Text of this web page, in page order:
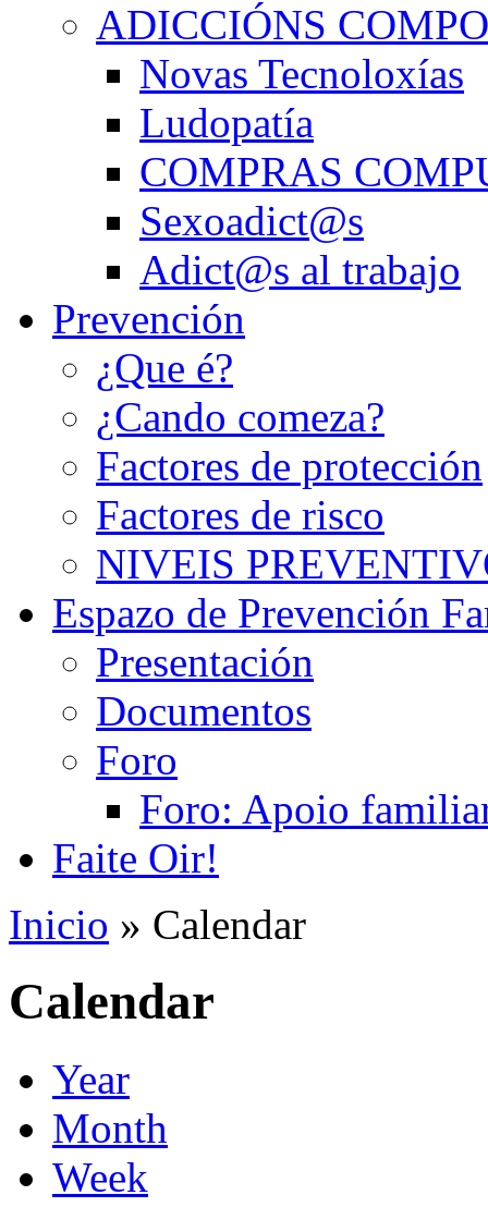
ADICCIÓNS
Novas Tecnoloxías
Ludopatía
COMPRAS
Sexoadict@s
Adict@s al trabajo
Prevención
¿Que é?
¿Cando comeza?
Factores de protección
Factores de risco
NIVEIS
Espazo de Prevención
Presentación
Documentos
Foro
Foro: Apoio
Faite Oir!
Inicio » Calendar
Calendar
Year
Month
Week